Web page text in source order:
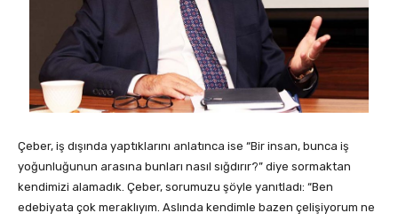
Çeber, iş dışında yaptıklarını anlatınca ise “Bir insan, bunca iş
yoğunluğunun arasına bunları nasıl sığdırır?” diye sormaktan
kendimizi alamadık. Çeber, sorumuzu şöyle yanıtladı: “Ben
edebiyata çok meraklıyım. Aslında kendimle bazen çelişiyorum ne